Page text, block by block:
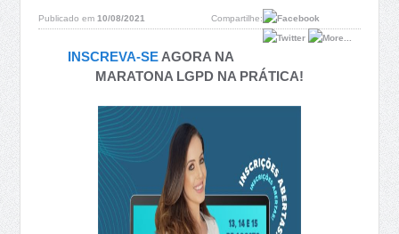
Publicado em10/08/2021 Compartilhe:
INSCREVA-SEAGORA NA
MARATONA LGPD NA PRÁTICA!